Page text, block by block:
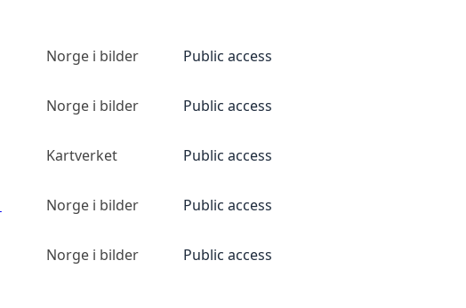
Norge i bilder Public access
Norge i bilder Public access
Kartverket Public access
Norge i bilder Public access
Norge i bilder Public access